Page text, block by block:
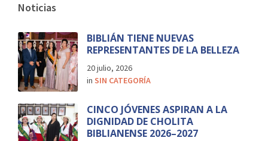
Noticias
BIBLIÁN TIENE NUEVAS
REPRESENTANTES DE LA BELLEZA
20 julio, 2026
in SIN CATEGORÍA
CINCO JÓVENES ASPIRAN A LA
DIGNIDAD DE CHOLITA
BIBLIANENSE 2026–2027